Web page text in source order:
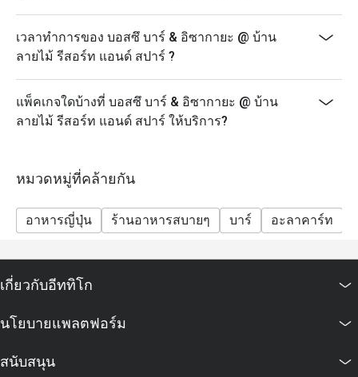
เวลาทำการของ บอสซึ บาร์ & อิซากายะ @ บ้าน
ลายไม้ รีสอร์ท แอนด์ สปาร์ ?
แพ็คเกจใดบ้างที่ บอสซึ บาร์ & อิซากายะ @ บ้าน
ลายไม้ รีสอร์ท แอนด์ สปาร์ ให้บริการ?
หมวดหมู่ที่คล้ายกัน
อาหารญี่ปุ่น ร้านอาหารสบายๆ บาร์ อะลาคาร์ท
เกี่ยวกับอีททิโก
นโยบายแพลตฟอร์ม
สนับสนุน